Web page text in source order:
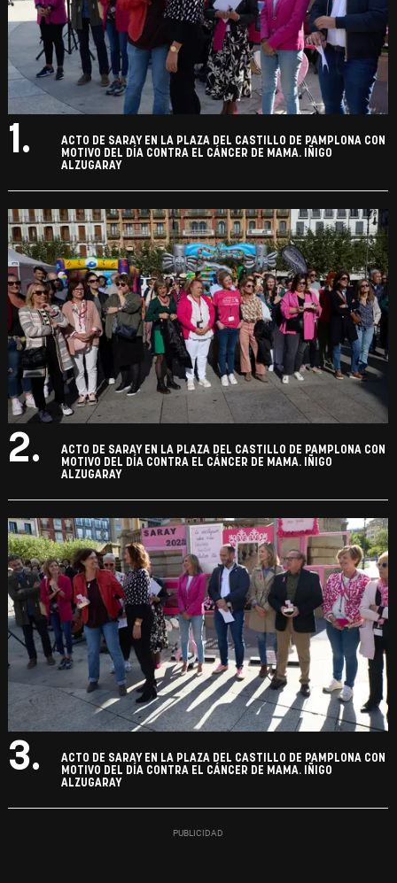
1.
ACTO DE SARAY EN LA PLAZA DEL CASTILLO DE PAMPLONA CON
MOTIVO DEL DÍA CONTRA EL CÁNCER DE MAMA. IÑIGO
ALZUGARAY
2.
ACTO DE SARAY EN LA PLAZA DEL CASTILLO DE PAMPLONA CON
MOTIVO DEL DÍA CONTRA EL CÁNCER DE MAMA. IÑIGO
ALZUGARAY
3.
ACTO DE SARAY EN LA PLAZA DEL CASTILLO DE PAMPLONA CON
MOTIVO DEL DÍA CONTRA EL CÁNCER DE MAMA. IÑIGO
ALZUGARAY